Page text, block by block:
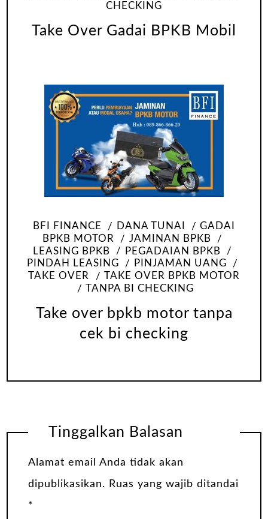
CHECKING
Take Over Gadai BPKB Mobil
BFI FINANCE DANA TUNAI
GADAI
BPKB MOTOR
JAMINAN BPKB
LEASING BPKB
PEGADAIAN BPKB
PINDAH LEASING
PINJAMAN UANG
TAKE OVER
TAKE OVER BPKB MOTOR
TANPA BI CHECKING
Take over bpkb motor tanpa
cek bi checking
Tinggalkan Balasan
Alamat email Anda tidak akan
dipublikasikan. Ruas yang wajib ditandai
*